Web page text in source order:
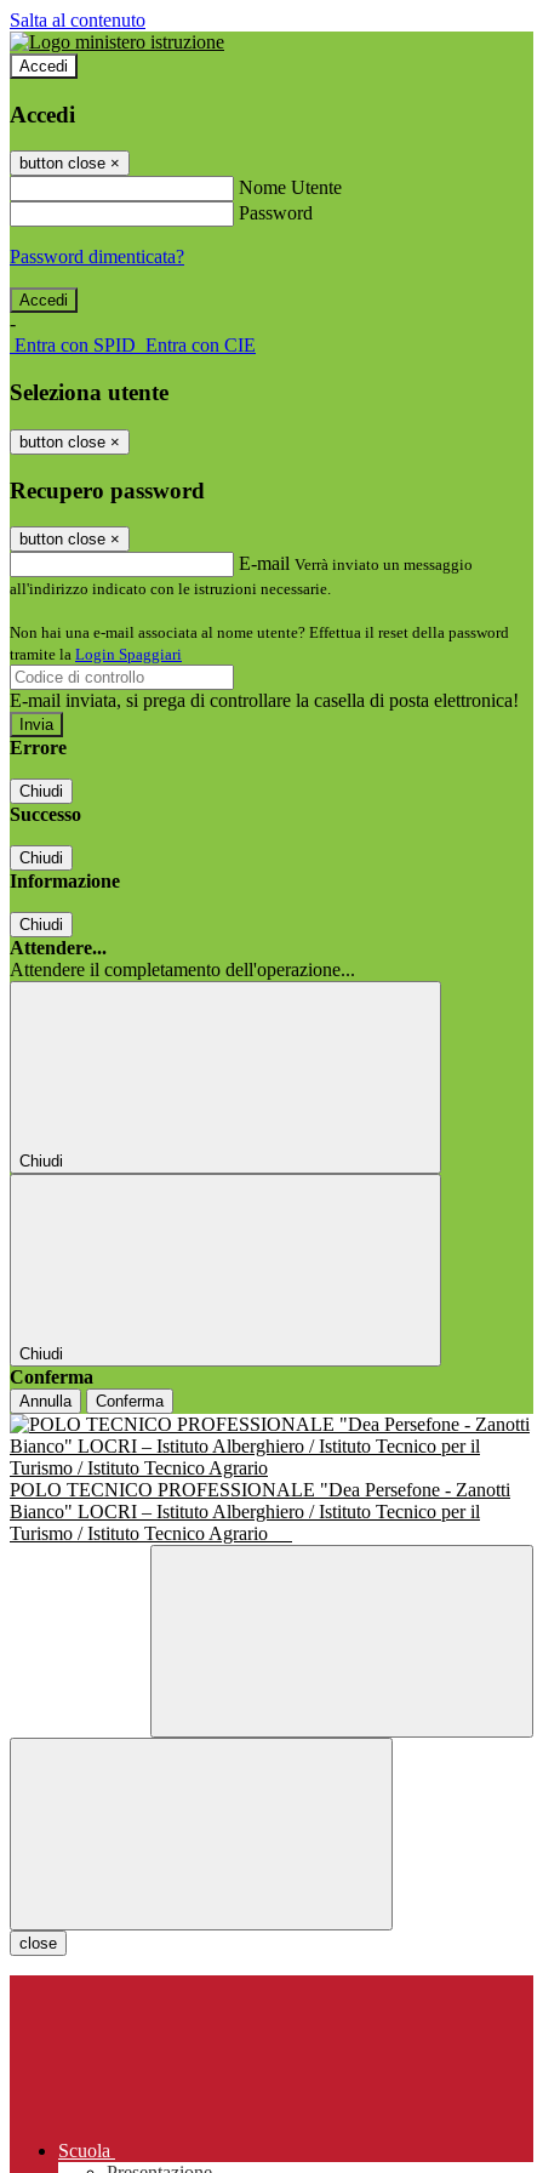
Salta al contenuto
Accedi
Accedi
button close ×
Nome Utente
Password
Password dimenticata?
-
Entra con SPID Entra con CIE
Seleziona utente
button close ×
Recupero password
button close ×
E-mail Verrà inviato un messaggio
all'indirizzo indicato con le istruzioni necessarie.
Non hai una e-mail associata al nome utente? Effettua il reset della password
tramite la Login Spaggiari
E-mail inviata, si prega di controllare la casella di posta elettronica!
Errore
Chiudi
Successo
Chiudi
Informazione
Chiudi
Attendere...
Attendere il completamento dell'operazione...
Chiudi
Chiudi
Conferma
Annulla Conferma
POLO TECNICO PROFESSIONALE "Dea Persefone - Zanotti
Bianco" LOCRI – Istituto Alberghiero / Istituto Tecnico per il
Turismo / Istituto Tecnico Agrario
close
Scuola